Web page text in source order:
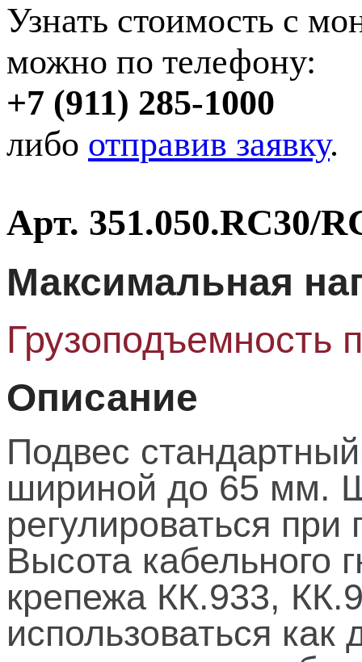
Узнать стоимость с
можно по телефону:
+7 (911) 285-1000
либо отправив заявку.
Арт. 351.050.RC30/
Максимальная
Грузоподъемность
Описание
Подвес
шириной до 65 мм.
регулироваться
Высота кабельного
крепежа КК.933,
использоваться